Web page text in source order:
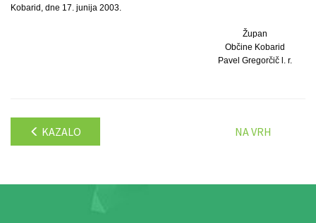
Kobarid, dne 17. junija 2003.
Župan
Občine Kobarid
Pavel Gregorčič l. r.
KAZALO NA VRH